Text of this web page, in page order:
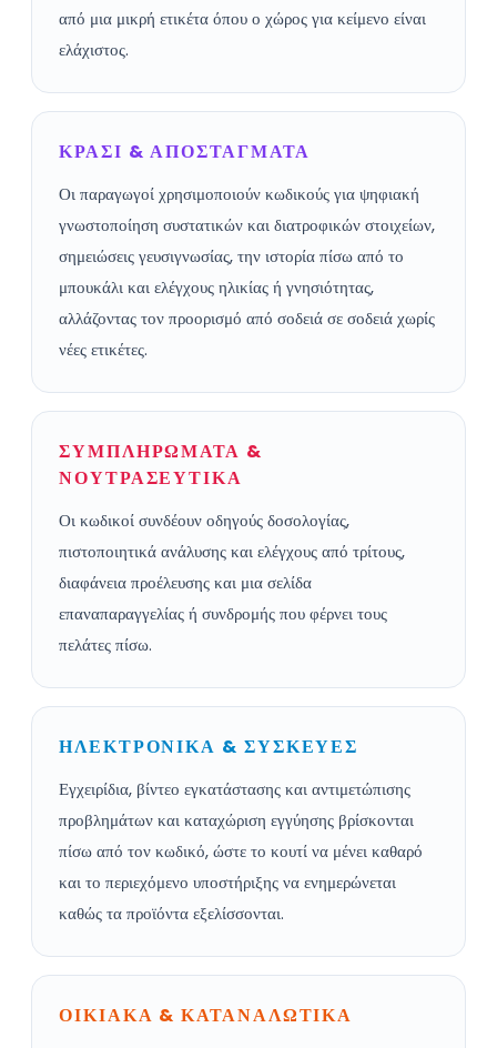
από μια μικρή ετικέτα όπου ο χώρος για κείμενο είναι
ελάχιστος.
ΚΡΑΣΙ & ΑΠΟΣΤΑΓΜΑΤΑ
Οι παραγωγοί χρησιμοποιούν κωδικούς για ψηφιακή
γνωστοποίηση συστατικών και διατροφικών στοιχείων,
σημειώσεις γευσιγνωσίας, την ιστορία πίσω από το
μπουκάλι και ελέγχους ηλικίας ή γνησιότητας,
αλλάζοντας τον προορισμό από σοδειά σε σοδειά χωρίς
νέες ετικέτες.
ΣΥΜΠΛΗΡΩΜΑΤΑ &
ΝΟΥΤΡΑΣΕΥΤΙΚΑ
Οι κωδικοί συνδέουν οδηγούς δοσολογίας,
πιστοποιητικά ανάλυσης και ελέγχους από τρίτους,
διαφάνεια προέλευσης και μια σελίδα
επαναπαραγγελίας ή συνδρομής που φέρνει τους
πελάτες πίσω.
ΗΛΕΚΤΡΟΝΙΚΑ & ΣΥΣΚΕΥΕΣ
Εγχειρίδια, βίντεο εγκατάστασης και αντιμετώπισης
προβλημάτων και καταχώριση εγγύησης βρίσκονται
πίσω από τον κωδικό, ώστε το κουτί να μένει καθαρό
και το περιεχόμενο υποστήριξης να ενημερώνεται
καθώς τα προϊόντα εξελίσσονται.
ΟΙΚΙΑΚΑ & ΚΑΤΑΝΑΛΩΤΙΚΑ